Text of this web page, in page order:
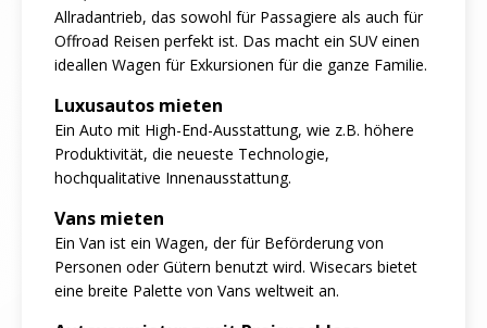
Allradantrieb, das sowohl für Passagiere als auch für
Offroad Reisen perfekt ist. Das macht ein SUV einen
ideallen Wagen für Exkursionen für die ganze Familie.
Luxusautos mieten
Ein Auto mit High-End-Ausstattung, wie z.B. höhere
Produktivität, die neueste Technologie,
hochqualitative Innenausstattung.
Vans mieten
Ein Van ist ein Wagen, der für Beförderung von
Personen oder Gütern benutzt wird. Wisecars bietet
eine breite Palette von Vans weltweit an.